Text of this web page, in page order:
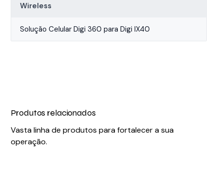
Wireless
Solução Celular Digi 360 para Digi IX40
Produtos relacionados
Vasta linha de produtos para fortalecer a sua
operação.